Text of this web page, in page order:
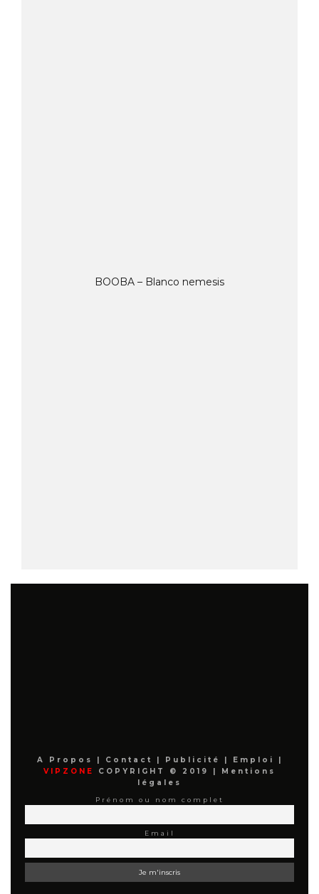
BOOBA – Blanco nemesis
A Propos | Contact | Publicité | Emploi
|
VIPZONE
COPYRIGHT © 2019 |
Mentions
légales
Prénom ou nom complet
Email